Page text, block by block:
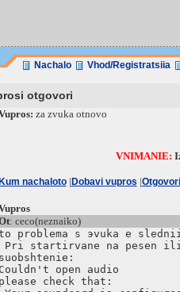
Nachalo Vhod/Registratsiia
otgovori
za zvuka otnovo
VNIMANIE:
Kum nachaloto| Dobavi vupros |Otgovori
: ceco(neznaiko)
problema s эvuka e
Pri startirvane na pesen
suobshtenie:
Couldn't open audio
please check that: